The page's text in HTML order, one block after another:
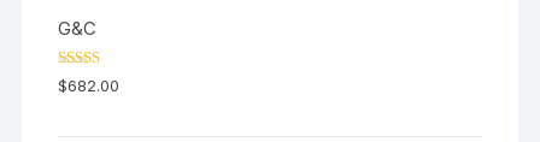
G&C
Valorado en
5.00de 5
$682.00